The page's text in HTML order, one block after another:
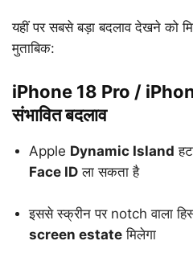
यहीं पर सबसे बड़ा बदलाव देखने को
मुताबिक:
iPhone 18 Pro /
संभावित बदलाव
Apple Dynamic Island
Face ID ला सकता है
इससे स्क्रीन पर notch वाला
screen estate मिलेगा